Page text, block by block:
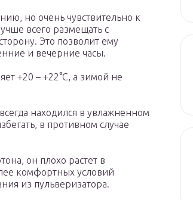
но очень чувствительно к
всего размещать с
Это позволит ему
и вечерние часы.
+20 – +22°C, а зимой не
находился в увлажненном
в противном случае
он плохо растет в
комфортных условий
из пульверизатора.